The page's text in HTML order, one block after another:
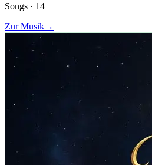
Songs · 14
Zur Musik→